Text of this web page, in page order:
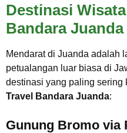
Destinasi
Bandara Juanda
Mendarat di Juanda adalah
petualangan luar biasa di
destinasi yang paling
Travel Bandara Juanda:
Gunung Bromo via